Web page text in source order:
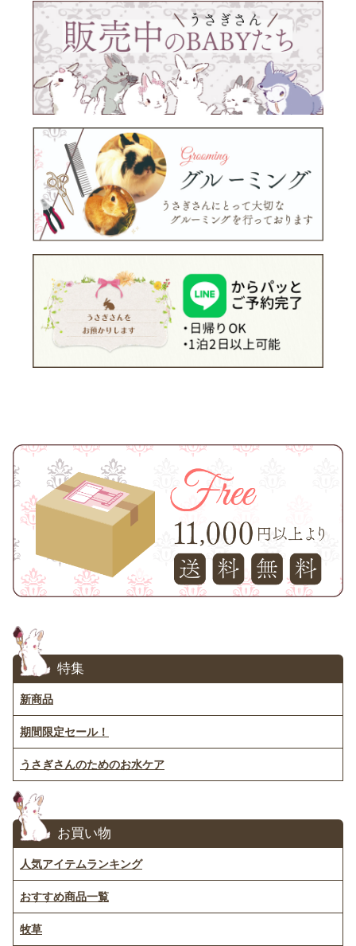
特集
新商品
期間限定セール！
うさぎさんのためのお水ケア
お買い物
人気アイテムランキング
おすすめ商品一覧
牧草